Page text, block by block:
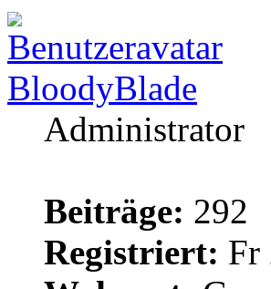
BloodyBlade
Administrator
Beiträge: 292
Registriert: Fr